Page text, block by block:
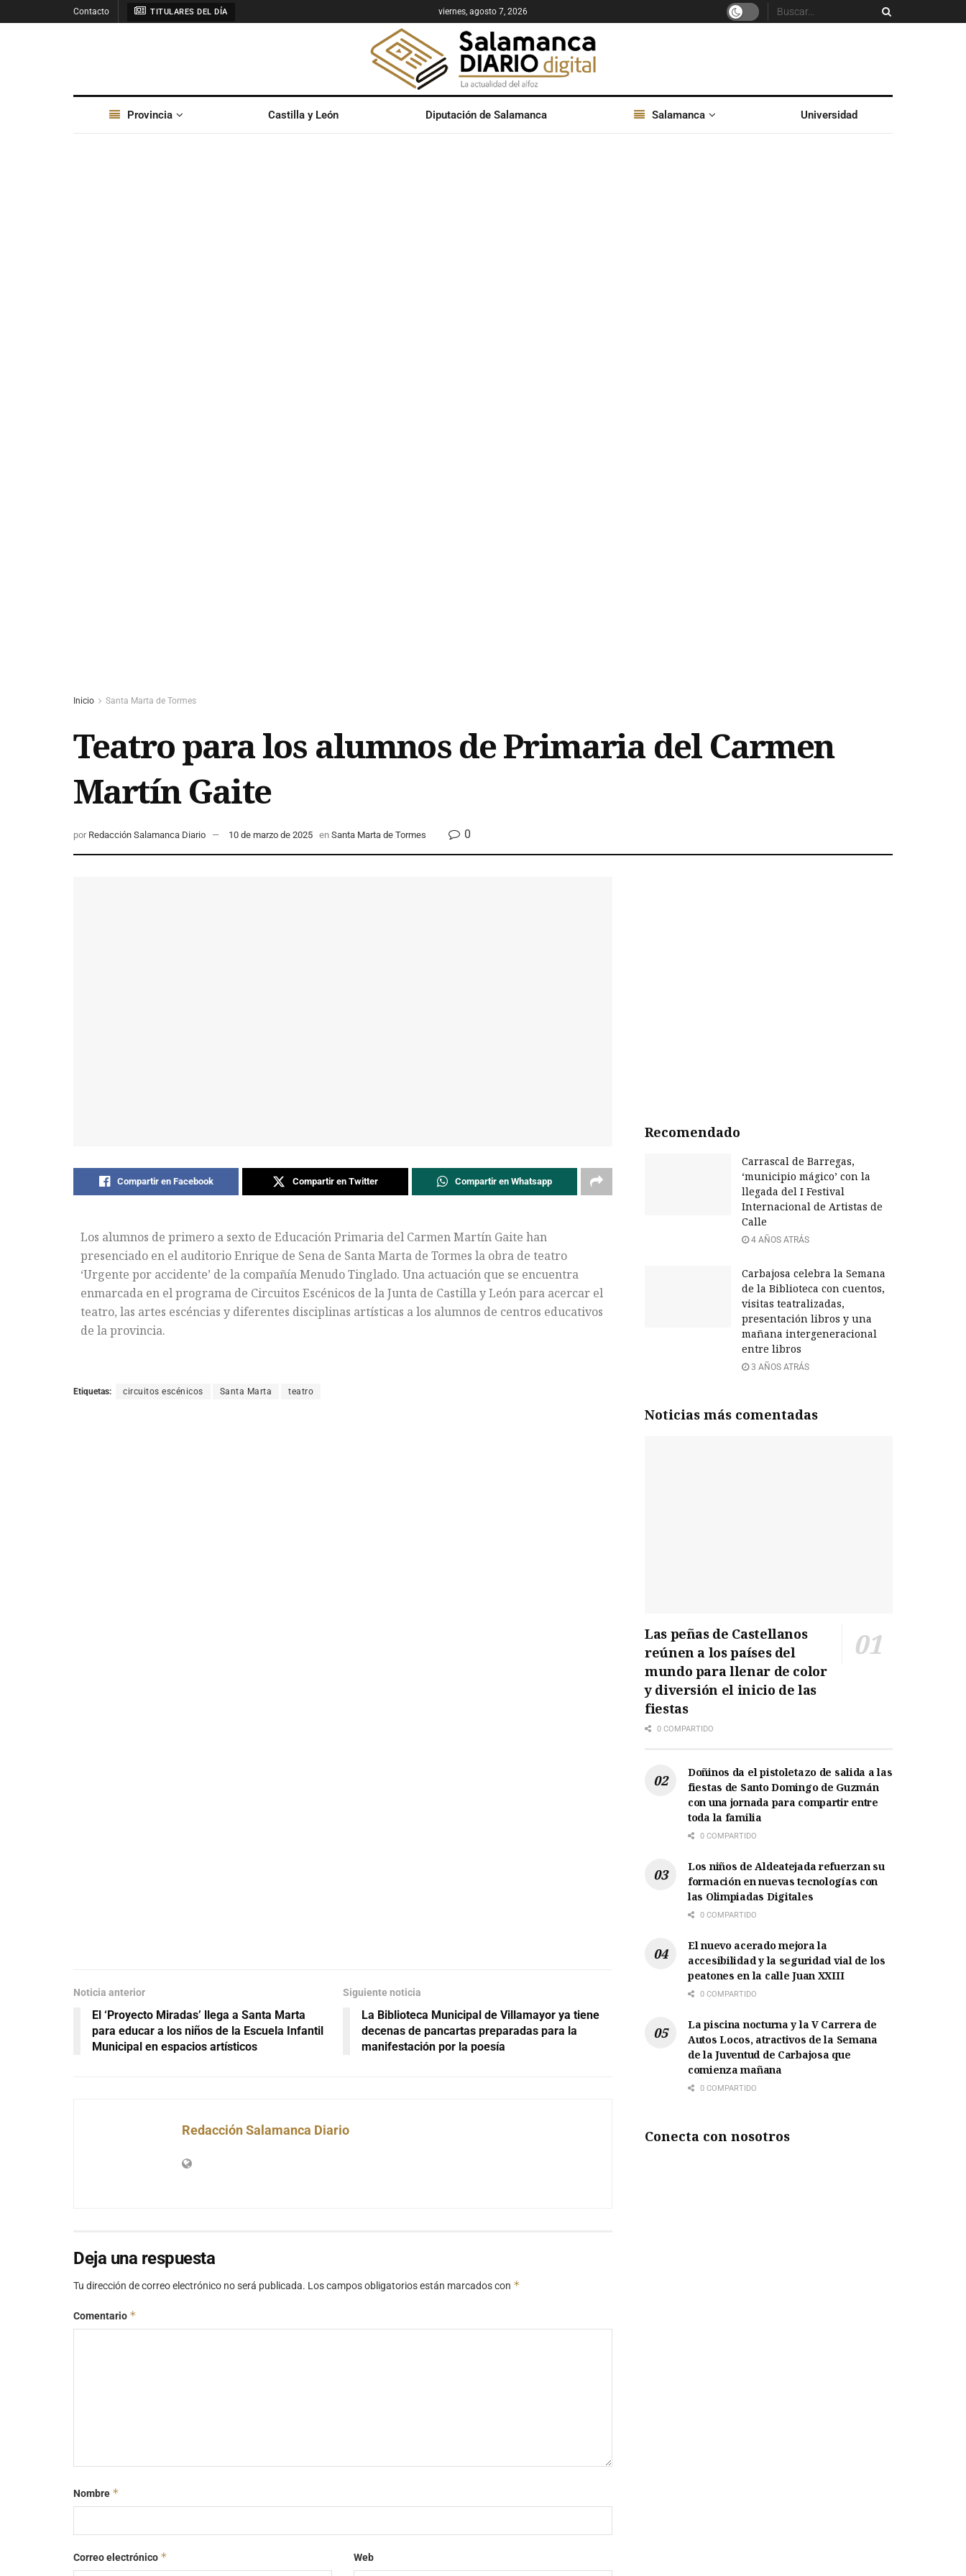
Contacto TITULARES DEL DÍA viernes, agosto 7, 2026
Provincia Castilla y León Diputación de Salamanca Salamanca Universidad
Inicio Santa Marta de Tormes
Teatro para los alumnos de Primaria del Carmen
Martín Gaite
por Redacción Salamanca Diario 10 de marzo de 2025 en Santa Marta de Tormes 0
Compartir en Facebook Compartir en Twitter Compartir en Whatsapp
Los alumnos de primero a sexto de Educación Primaria del Carmen Martín Gaite han
presenciado en el auditorio Enrique de Sena de Santa Marta de Tormes la obra de teatro
‘Urgente por accidente’ de la compañía Menudo Tinglado. Una actuación que se encuentra
enmarcada en el programa de Circuitos Escénicos de la Junta de Castilla y León para acercar el
teatro, las artes escéncias y diferentes disciplinas artísticas a los alumnos de centros educativos
de la provincia.
Etiquetas: circuitos escénicos Santa Marta teatro
Noticia anterior
El ‘Proyecto Miradas’ llega a Santa Marta
para educar a los niños de la Escuela Infantil
Municipal en espacios artísticos
Siguiente noticia
La Biblioteca Municipal de Villamayor ya tiene
decenas de pancartas preparadas para la
manifestación por la poesía
Redacción Salamanca Diario
Deja una respuesta
Tu dirección de correo electrónico no será publicada. Los campos obligatorios están marcados con *
Comentario *
Nombre *
Correo electrónico * Web
Recomendado
Carrascal de Barregas,
‘municipio mágico’ con la
llegada del I Festival
Internacional de Artistas de
Calle
4 AÑOS ATRÁS
Carbajosa celebra la Semana
de la Biblioteca con cuentos,
visitas teatralizadas,
presentación libros y una
mañana intergeneracional
entre libros
3 AÑOS ATRÁS
Noticias más comentadas
Las peñas de Castellanos
reúnen a los países del
mundo para llenar de color
y diversión el inicio de las
fiestas
0 COMPARTIDO
Doñinos da el pistoletazo de salida a las
fiestas de Santo Domingo de Guzmán
con una jornada para compartir entre
toda la familia
0 COMPARTIDO
Los niños de Aldeatejada refuerzan su
formación en nuevas tecnologías con
las Olimpiadas Digitales
0 COMPARTIDO
El nuevo acerado mejora la
accesibilidad y la seguridad vial de los
peatones en la calle Juan XXIII
0 COMPARTIDO
La piscina nocturna y la V Carrera de
Autos Locos, atractivos de la Semana
de la Juventud de Carbajosa que
comienza mañana
0 COMPARTIDO
Conecta con nosotros